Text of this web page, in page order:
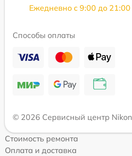
Ежедневно с 9:00 до 21:00
Способы оплаты
© 2026 Сервисный центр Nikon
Стоимость ремонта
Оплата и доставка